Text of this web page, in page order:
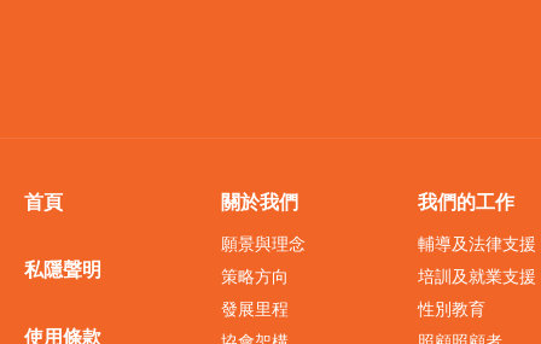
首頁
私隱聲明
使用條款
關於我們
願景與理念
策略方向
發展里程
我們的工作
輔導及法律支援
培訓及就業支援
性別教育